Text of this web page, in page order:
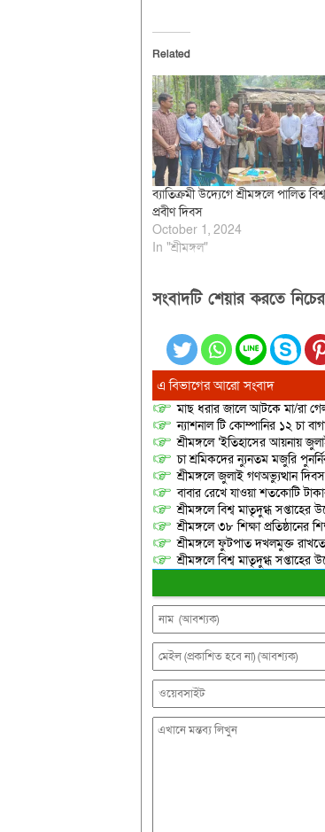
Related
ব্যাতিক্রমী উদ্যেগে শ্রীমঙ্গলে পালিত বিশ্ব
প্রবীণ দিবস
October 1, 2024
In "শ্রীমঙ্গল"
সংবাদটি শেয়ার করতে
এ বিভাগের আরো সংবাদ
মাছ ধরার জালে আটকে মা/রা
ন্যাশনাল টি কোম্পানির ১২ চা
শ্রীমঙ্গলে ‘ইতিহাসের আয়নায়
চা শ্রমিকদের ন্যুনতম মজুরি
শ্রীমঙ্গলে জুলাই গণঅভ্যুত্থান
বাবার রেখে যাওয়া শতকোটি
শ্রীমঙ্গলে বিশ্ব মাতৃদুগ্ধ
শ্রীমঙ্গলে ৩৮ শিক্ষা
শ্রীমঙ্গলে ফুটপাত দখলমুক্ত
শ্রীমঙ্গলে বিশ্ব মাতৃদুগ্ধ